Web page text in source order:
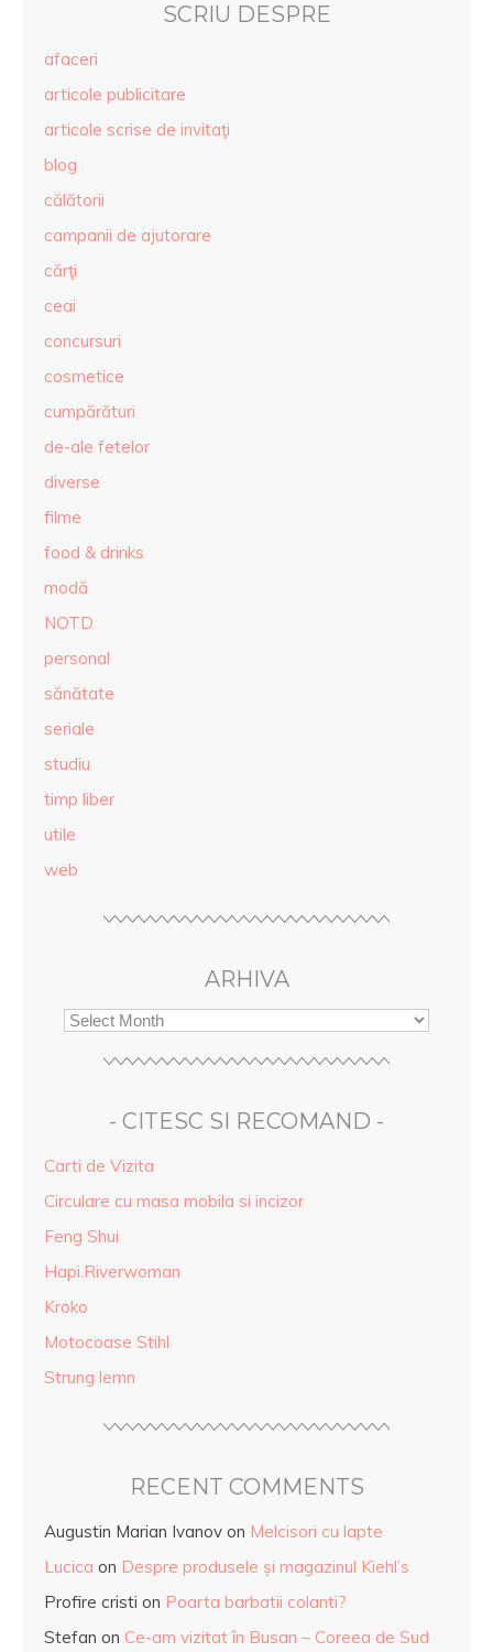
SCRIU DESPRE
afaceri
articole publicitare
articole scrise de invitaţi
blog
călătorii
campanii de ajutorare
cărţi
ceai
concursuri
cosmetice
cumpărături
de-ale fetelor
diverse
filme
food & drinks
modă
NOTD
personal
sănătate
seriale
studiu
timp liber
utile
web
ARHIVA
- CITESC SI RECOMAND -
Carti de Vizita
Circulare cu masa mobila si incizor
Feng Shui
Hapi.Riverwoman
Kroko
Motocoase Stihl
Strung lemn
RECENT COMMENTS
Augustin Marian Ivanov on Melcisori cu lapte
Lucica on Despre produsele și magazinul Kiehl’s
Profire cristi on Poarta barbatii colanti?
Stefan on Ce-am vizitat în Busan – Coreea de Sud